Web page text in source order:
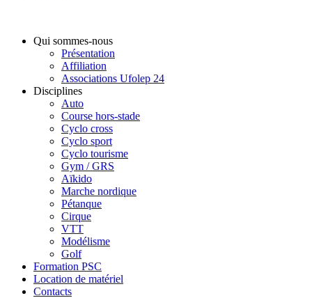
Qui sommes-nous
Présentation
Affiliation
Associations Ufolep 24
Disciplines
Auto
Course hors-stade
Cyclo cross
Cyclo sport
Cyclo tourisme
Gym / GRS
Aïkido
Marche nordique
Pétanque
Cirque
VTT
Modélisme
Golf
Formation PSC
Location de matériel
Contacts